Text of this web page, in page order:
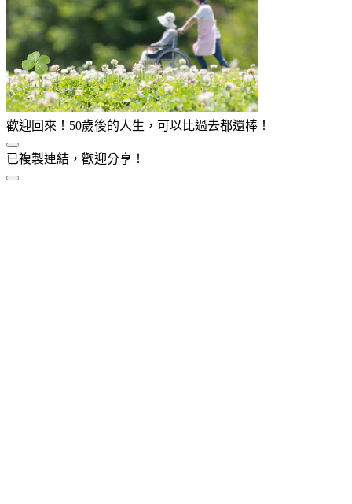
歡迎回來！50歲後的人生，可以比過去都還棒！
已複製連結，歡迎分享！